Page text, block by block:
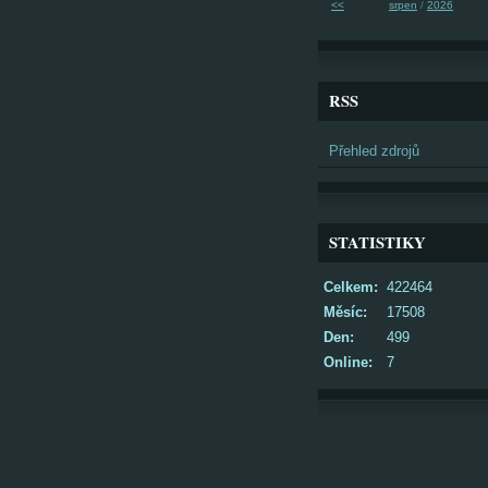
<< srpen / 2026
RSS
Přehled zdrojů
STATISTIKY
Online: 7
Celkem: 422464
Měsíc:
17508
Den:
499